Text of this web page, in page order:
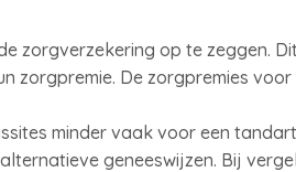
zorgverzekering op te zeggen.
zorgpremie. De zorgpremies
minder vaak voor een
geneeswijzen. Bij